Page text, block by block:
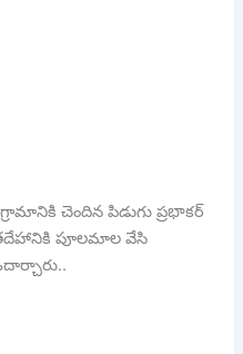
చెందిన పిడుగు ప్రభాకర్
పూలమాల వేసి